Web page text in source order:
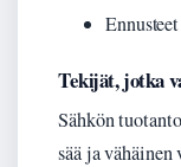
Tekijät, jotka
Sähkön
sää ja